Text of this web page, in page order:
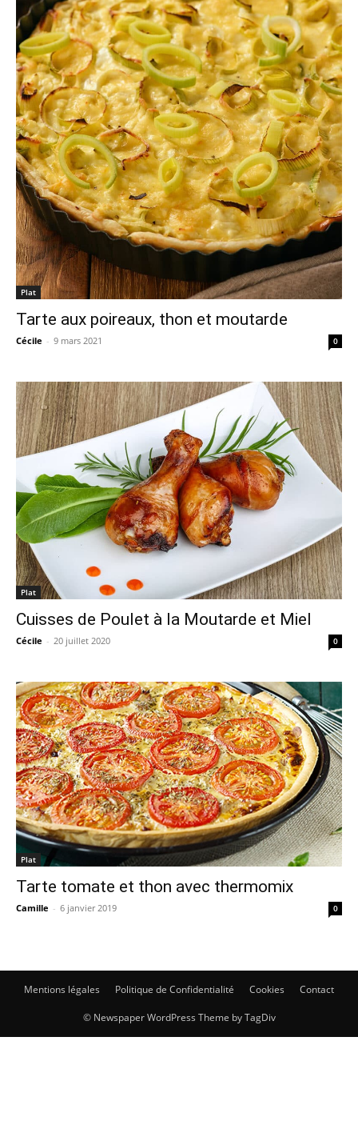
Plat
Tarte aux poireaux, thon et moutarde
Cécile - 9 mars 2021 0
Plat
Cuisses de Poulet à la Moutarde et Miel
Cécile - 20 juillet 2020 0
Plat
Tarte tomate et thon avec thermomix
Camille - 6 janvier 2019 0
Mentions légales Politique de Confidentialité Cookies Contact
© Newspaper WordPress Theme by TagDiv